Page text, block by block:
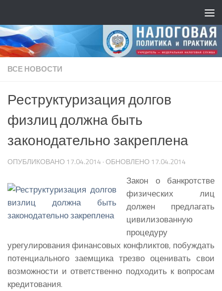
ВСЕ НОВОСТИ
Реструктуризация долгов
физлиц должна быть
законодательно закреплена
ОПУБЛИКОВАНО 17.04.2014 · ОБНОВЛЕНО 17.04.2014
Закон о банкротстве
физических лиц
должен предлагать
цивилизованную
процедуру
урегулирования финансовых конфликтов, побуждать
потенциального заемщика трезво оценивать свои
возможности и ответственно подходить к вопросам
кредитования.